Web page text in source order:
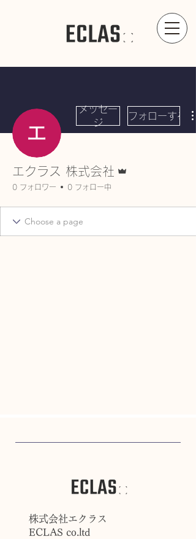
メッセー
ジ
フォローする
エクラス 株式会社
0 フォロワー 0 フォロー中
株式会社エクラス
ECLAS co.ltd